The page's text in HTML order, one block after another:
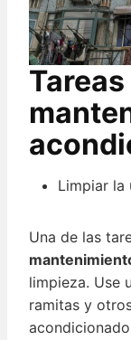
Limpiar la
Una de las
limpieza. Use
ramitas y